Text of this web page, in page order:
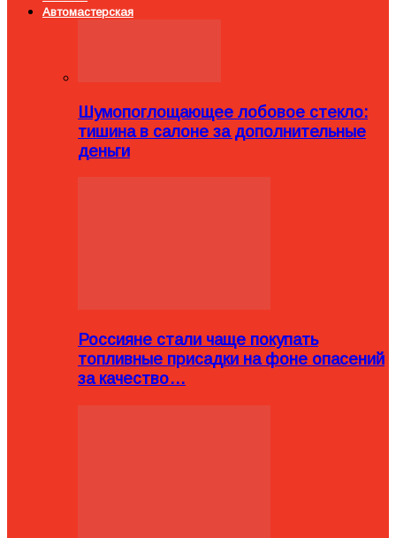
Автомастерская
Шумопоглощающее лобовое стекло:
тишина в салоне за дополнительные
деньги
Россияне стали чаще покупать
топливные присадки на фоне опасений
за качество…